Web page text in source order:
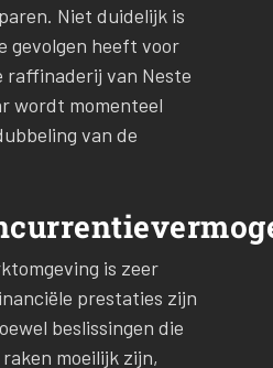
Niet duidelijk is
gevolgen heeft voor
raffinaderij van Neste
wordt momenteel
van de
is zeer
prestaties zijn
beslissingen die
moeilijk zijn,